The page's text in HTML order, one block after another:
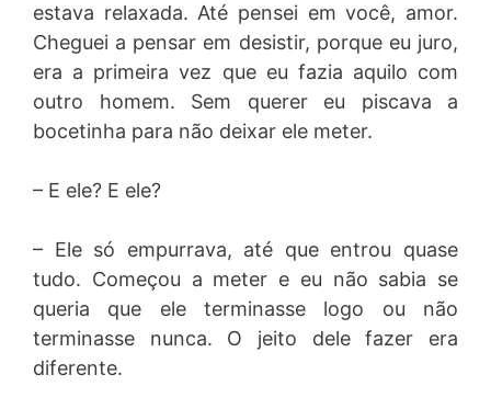
estava relaxada. Até pensei em você, amor.
Cheguei a pensar em desistir, porque eu juro,
era a primeira vez que eu fazia aquilo com
outro homem. Sem querer eu piscava a
bocetinha para não deixar ele meter.
– E ele? E ele?
– Ele só empurrava, até que entrou quase
tudo. Começou a meter e eu não sabia se
queria que ele terminasse logo ou não
terminasse nunca. O jeito dele fazer era
diferente.